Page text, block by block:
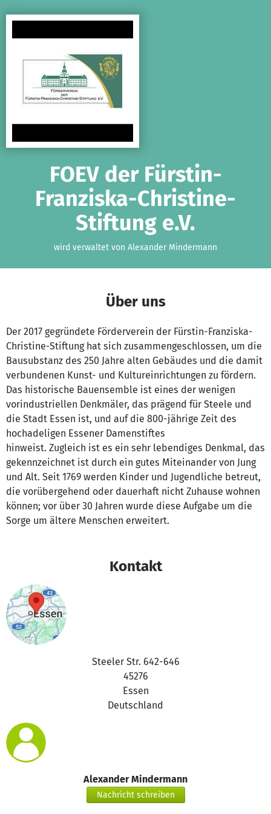
FOEV der Fürstin-
Franziska-Christine-
Stiftung e.V.
wird verwaltet von Alexander Mindermann
Über uns
Der 2017 gegründete Förderverein der Fürstin-Franziska-
Christine-Stiftung hat sich zusammengeschlossen, um die
Bausubstanz des 250 Jahre alten Gebäudes und die damit
verbundenen Kunst- und Kultureinrichtungen zu fördern.
Das historische Bauensemble ist eines der wenigen
vorindustriellen Denkmäler, das prägend für Steele und
die Stadt Essen ist, und auf die 800-jährige Zeit des
hochadeligen Essener Damenstiftes
hinweist. Zugleich ist es ein sehr lebendiges Denkmal, das
gekennzeichnet ist durch ein gutes Miteinander von Jung
und Alt. Seit 1769 werden Kinder und Jugendliche betreut,
die vorübergehend oder dauerhaft nicht Zuhause wohnen
können; vor über 30 Jahren wurde diese Aufgabe um die
Sorge um ältere Menschen erweitert.
Kontakt
Steeler Str. 642-646
45276
Essen
Deutschland
Alexander Mindermann
Nachricht schreiben